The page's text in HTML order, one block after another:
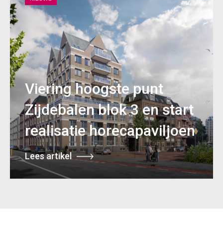
Viering hoogste punt
Zijdebalen blok 3 en start
realisatie horecapaviljoen
Lees artikel